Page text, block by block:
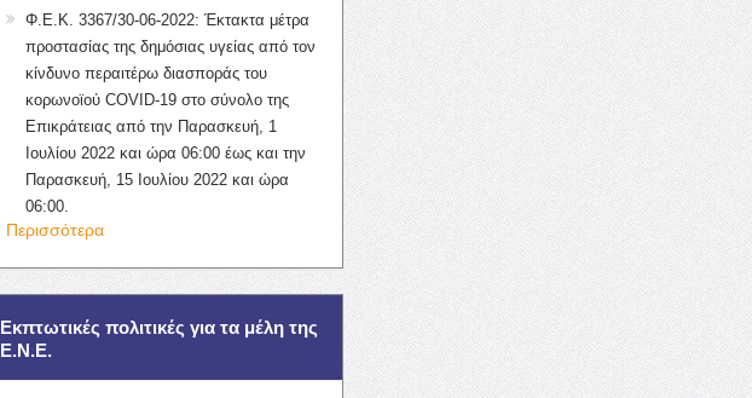
Φ.Ε.Κ. 3367/30-06-2022: Έκτακτα μέτρα
προστασίας της δημόσιας υγείας από τον
κίνδυνο περαιτέρω διασποράς του
κορωνοϊού COVID-19 στο σύνολο της
Επικράτειας από την Παρασκευή, 1
Ιουλίου 2022 και ώρα 06:00 έως και την
Παρασκευή, 15 Ιουλίου 2022 και ώρα
06:00.
Περισσότερα
Εκπτωτικές πολιτικές για τα μέλη της
Ε.Ν.Ε.